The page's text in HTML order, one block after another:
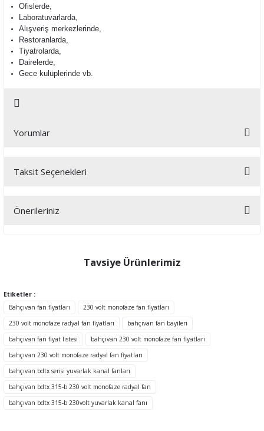
Ofislerde,
Laboratuvarlarda,
Alışveriş merkezlerinde,
Restoranlarda,
Tiyatrolarda,
Dairelerde,
Gece kulüplerinde vb.
Yorumlar
Bu ürüne ilk yorumu siz yapın!
Taksit Seçenekleri
Önerileriniz
tarafımıza iletebilirsiniz.
Görüş ve önerileriniz için teşekkür ederiz.
Ürün fiyatı diğer sitelerden daha pahalı.
Bu ürüne benzer farklı alternatifler olmalı.
Tavsiye Ürünlerimiz
TÜKENDİ
Etiketler :
Bahçıvan fan fiyatları
230 volt monofaze fan fiyatları
230 volt monofaze radyal fan fiyatları
bahçıvan fan bayileri
bahçıvan fan fiyat listesi
bahçıvan 230 volt monofaze fan fiyatları
bahçıvan 230 volt monofaze radyal fan fiyatları
bahçıvan bdtx serisi yuvarlak kanal fanları
bahçıvan bdtx 315-b 230 volt monofaze radyal fan
bahçıvan bdtx 315-b 230volt yuvarlak kanal fanı